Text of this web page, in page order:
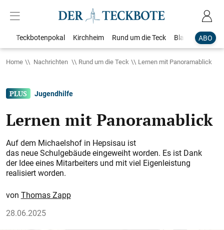
ABO
Teckbotenpokal Kirchheim Rund um die Teck Blaulicht
Home Nachrichten Rund um die Teck Lernen mit Panoramablick
Jugendhilfe
Lernen mit Panoramablick
Auf dem Michaelshof in Hepsisau ist
das neue Schulgebäude eingeweiht worden. Es ist Dank
der Idee eines Mitarbeiters und mit viel Eigenleistung
realisiert worden.
Thomas Zapp
28.06.2025